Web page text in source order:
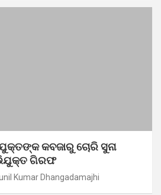
କବଜାରୁ ଚୋରି ସୁନା
ଗିରଫ
Kumar Dhangadamajhi